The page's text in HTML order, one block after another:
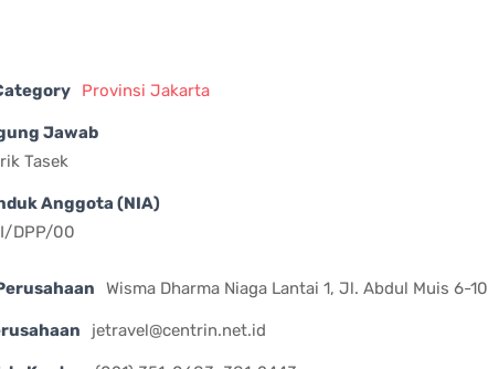
Provinsi Jakarta
Jawab
Tasek
Anggota (NIA)
DPP/00
Wisma Dharma Niaga Lantai 1, Jl. Abdul Muis 6-10
jetravel@centrin.net.id